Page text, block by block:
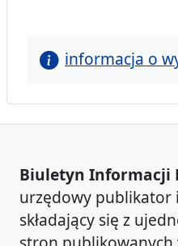
informacja o
Biuletyn Informacji
urzędowy publikator
składający się z